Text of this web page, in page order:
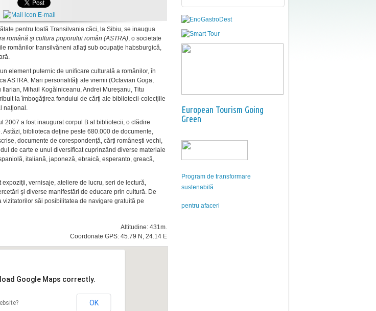
E-mail
pentru toată Transilvania căci, la Sibiu, se inaugua
română şi cultura poporului român (ASTRA), o societate
românilor transilvăneni aflaţi sub ocupaţie habsburgică,
element puternic de unificare culturală a românilor, în
ASTRA. Mari personalităţi ale vremii (Octavian Goga,
Mihail Kogălniceanu, Andrei Mureşanu, Titu
la îmbogăţirea fondului de cărţi ale bibliotecii-colecţiile
naţional.
2007 a fost inaugurat corpul B al bibliotecii, o clădire
biblioteca deţine peste 680.000 de documente,
documente de corespondenţă, cărţi româneşti vechi,
de carte e unul diversificat cuprinzând diverse materiale
italiană, japoneză, ebraică, esperanto, greacă,
vernisaje, ateliere de lucru, seri de lectură,
şi diverse manifestări de educare prin cultură. De
săi posibilitatea de navigare gratuită pe
Altitudine: 431m.
Coordonate GPS: 45.79 N, 24.14 E
Google Maps correctly.
OK
European Tourism Going
Green
Program de transformare
sustenabilă
pentru afaceri